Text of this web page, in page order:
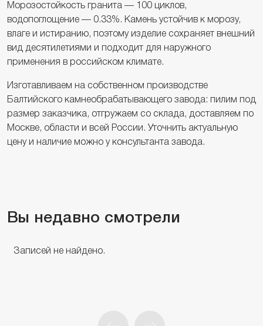
Морозостойкость гранита — 100 циклов,
водопоглощение — 0.33%. Камень устойчив к морозу,
влаге и истиранию, поэтому изделие сохраняет внешний
вид десятилетиями и подходит для наружного
применения в российском климате.
Изготавливаем на собственном производстве
Балтийского камнеобрабатывающего завода: пилим под
размер заказчика, отгружаем со склада, доставляем по
Москве, области и всей России. Уточнить актуальную
цену и наличие можно у консультанта завода.
Вы недавно смотрели
Записей не найдено.